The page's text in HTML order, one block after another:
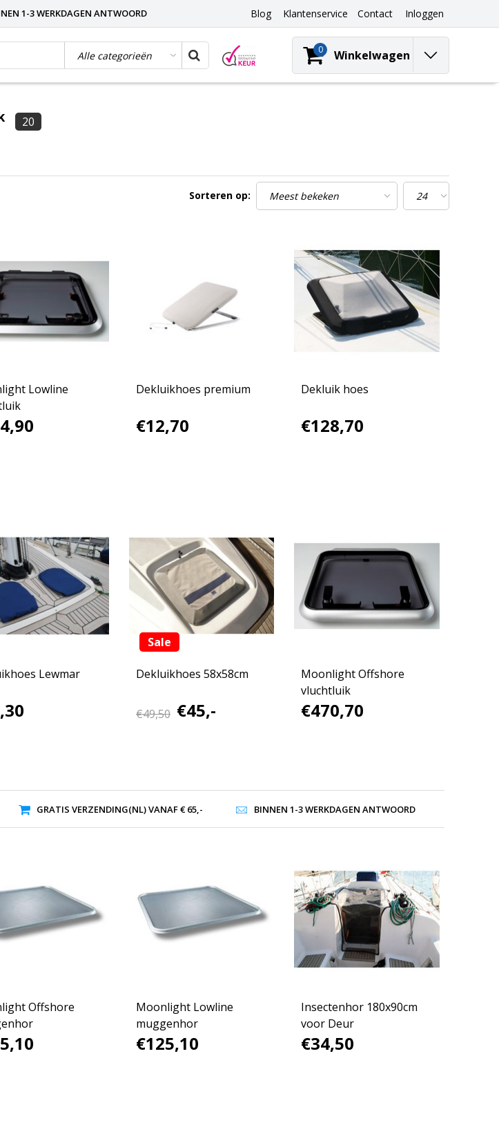
1-3 WERKDAGEN ANTWOORD Blog Klantenservice Contact Inloggen
0 Winkelwagen
20
Sorteren op:
Lowline
Dekluikhoes premium
€12,70
Dekluik hoes
€128,70
Lewmar
Sale
Dekluikhoes 58x58cm
€49,50 €45,-
Moonlight Offshore
vluchtluik
€470,70
GRATIS VERZENDING(NL) VANAF € 65,- BINNEN 1-3 WERKDAGEN ANTWOORD
Offshore
Moonlight Lowline
muggenhor
€125,10
Insectenhor 180x90cm
voor Deur
€34,50